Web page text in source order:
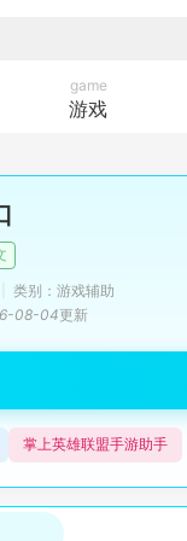
game
游戏
类别：游戏辅助
08-04更新
掌上英雄联盟手游助手